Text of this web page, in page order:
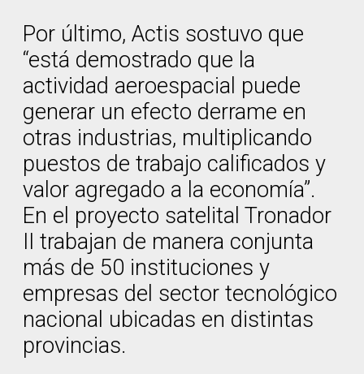
Por último, Actis sostuvo que
“está demostrado que la
actividad aeroespacial puede
generar un efecto derrame en
otras industrias, multiplicando
puestos de trabajo calificados y
valor agregado a la economía”.
En el proyecto satelital Tronador
II trabajan de manera conjunta
más de 50 instituciones y
empresas del sector tecnológico
nacional ubicadas en distintas
provincias.